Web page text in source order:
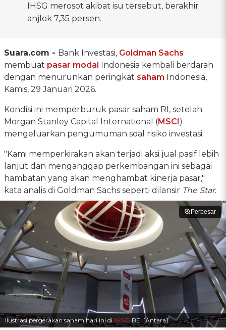
IHSG merosot akibat isu tersebut, berakhir
anjlok 7,35 persen.
Suara.com - Bank Investasi, Goldman Sachs
membuat pasar modal Indonesia kembali berdarah
dengan menurunkan peringkat saham Indonesia,
Kamis, 29 Januari 2026.
Kondisi ini memperburuk pasar saham RI, setelah
Morgan Stanley Capital International (MSCI)
mengeluarkan pengumuman soal risiko investasi.
"Kami memperkirakan akan terjadi aksi jual pasif lebih
lanjut dan menganggap perkembangan ini sebagai
hambatan yang akan menghambat kinerja pasar,"
kata analis di Goldman Sachs seperti dilansir The Star.
Perbesar
Ilustrasi pergerakan saham hari ini di IHSG BEI [Antara]